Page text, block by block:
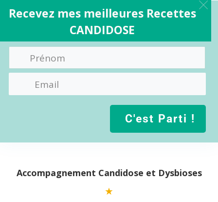
contenuAccompagnement Candidose et Dysbioses
Recevez mes meilleures Recettes
CANDIDOSE
C'est Parti !